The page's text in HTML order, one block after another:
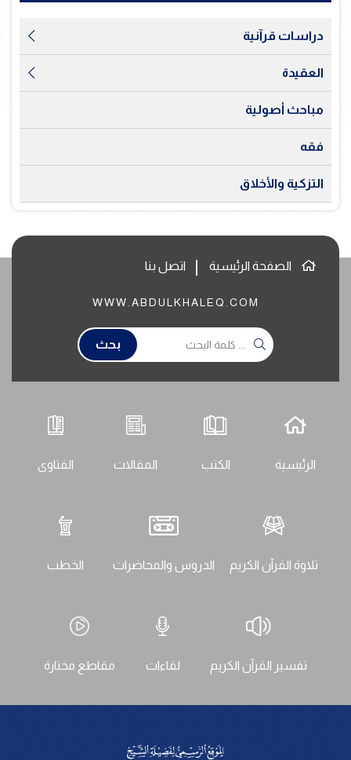
دراسات قرآنية
العقيدة
مباحث أصولية
فقه
التزكية والأخلاق
الصفحة الرئيسية اتصل بنا
WWW.ABDULKHALEQ.COM
بحث
الرئيسية الكتب المقالات الفتاوى
تلاوة القرآن الكريم الدروس والمحاضرات الخطب
تفسير القرآن الكريم لقاءات مقاطع مختارة